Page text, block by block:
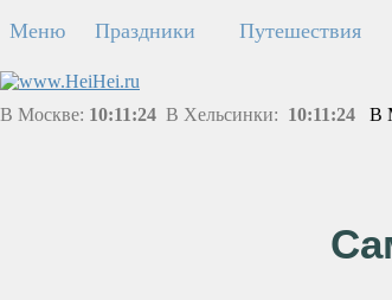
Меню Праздники Путешествия
В Москве: 10:11:24 В Хельсинки: 10:11:24 В